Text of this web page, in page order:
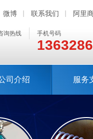
微博 联系我们 阿里
询热线 手机号码
司介绍 服务